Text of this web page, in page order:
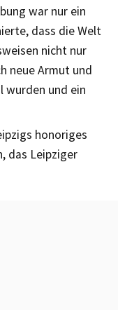
war nur ein
dass die Welt
nicht nur
neue Armut und
wurden und ein
honoriges
das Leipziger